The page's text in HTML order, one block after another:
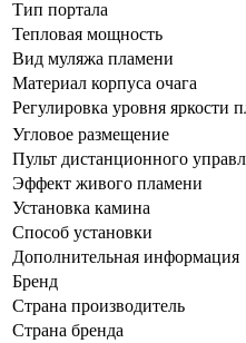
Тип портала
Тепловая мощность
Вид муляжа пламени
Материал корпуса очага
Регулировка уровня яркости
Угловое размещение
Пульт дистанционного
Эффект живого пламени
Установка камина
Способ установки
Дополнительная информация
Бренд
Страна производитель
Страна бренда